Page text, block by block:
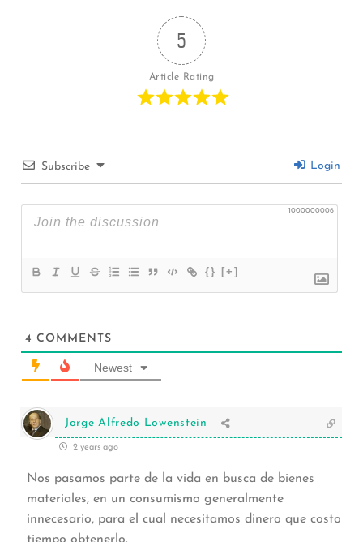
5
Article Rating
Subscribe Login
1000000006
{} [+]
4 COMMENTS
Newest
Jorge Alfredo Lowenstein
2 years ago
Nos pasamos parte de la vida en busca de bienes
materiales, en un consumismo generalmente
innecesario, para el cual necesitamos dinero que costo
tiempo obtenerlo.